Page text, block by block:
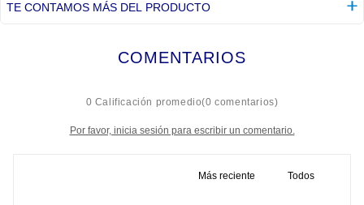
TE CONTAMOS MÁS DEL PRODUCTO
COMENTARIOS
0 Calificación promedio(0 comentarios)
Por favor, inicia sesión para escribir un comentario.
Más reciente Todos